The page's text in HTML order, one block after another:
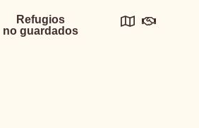
Refugios
no guardados